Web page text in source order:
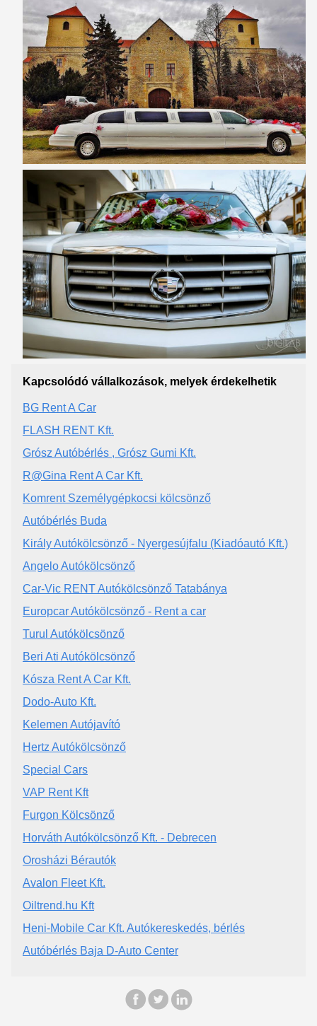
Kapcsolódó vállalkozások, melyek érdekelhetik
BG Rent A Car
FLASH RENT Kft.
Grósz Autóbérlés , Grósz Gumi Kft.
R@Gina Rent A Car Kft.
Komrent Személygépkocsi kölcsönző
Autóbérlés Buda
Király Autókölcsönző - Nyergesújfalu (Kiadóautó Kft.)
Angelo Autókölcsönző
Car-Vic RENT Autókölcsönző Tatabánya
Europcar Autókölcsönző - Rent a car
Turul Autókölcsönző
Beri Ati Autókölcsönző
Kósza Rent A Car Kft.
Dodo-Auto Kft.
Kelemen Autójavító
Hertz Autókölcsönző
Special Cars
VAP Rent Kft
Furgon Kölcsönző
Horváth Autókölcsönző Kft. - Debrecen
Orosházi Bérautók
Avalon Fleet Kft.
Oiltrend.hu Kft
Heni-Mobile Car Kft. Autókereskedés, bérlés
Autóbérlés Baja D-Auto Center